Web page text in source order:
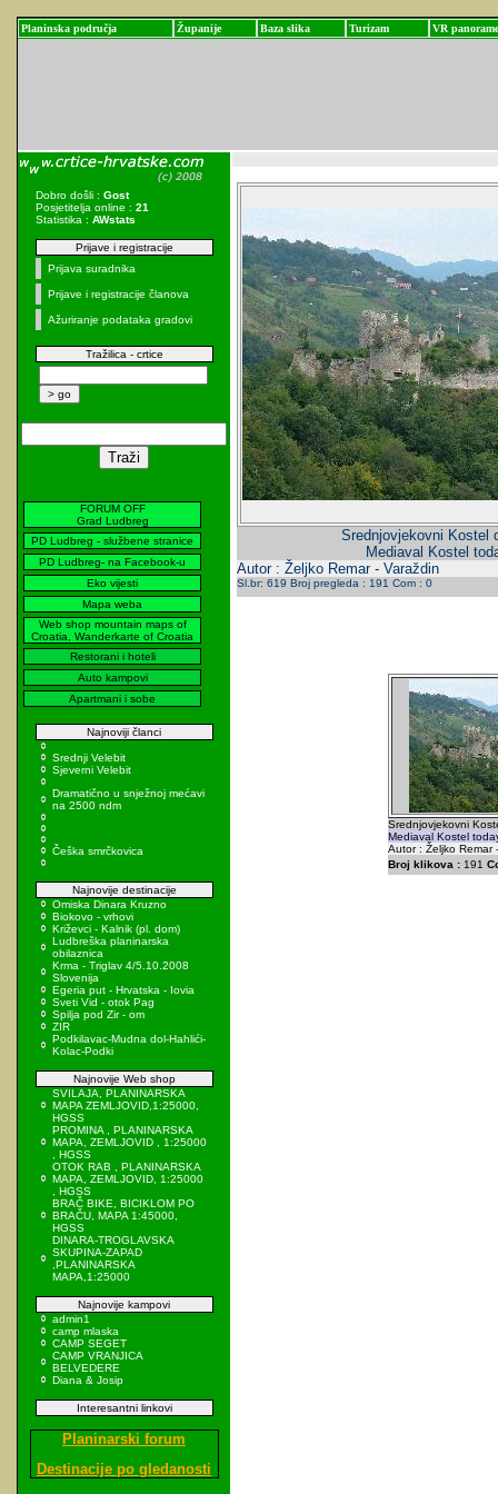
Planinska područja Županije Baza slika Turizam VR panorame
Dobro došli : Gost
Posjetitelja online : 21
Statistika : AWstats
Prijave i registracije
Prijava suradnika
Prijave i registracije članova
Ažuriranje podataka gradovi
Tražilica - crtice
FORUM OFF
Grad Ludbreg
PD Ludbreg - službene stranice
PD Ludbreg- na Facebook-u
Eko vijesti
Mapa weba
Web shop mountain maps of
Croatia, Wanderkarte of Croatia
Restorani i hoteli
Auto kampovi
Apartmani i sobe
Najnoviji članci
Srednji Velebit
Sjeverni Velebit
Dramatično u snježnoj mećavi
na 2500 ndm
Češka smrčkovica
Najnovije destinacije
Omiska Dinara Kruzno
Biokovo - vrhovi
Križevci - Kalnik (pl. dom)
Ludbreška planinarska
obilaznica
Krma - Triglav 4/5.10.2008
Slovenija
Egeria put - Hrvatska - Iovia
Sveti Vid - otok Pag
Spilja pod Zir - om
ZIR
Podkilavac-Mudna dol-Hahlići-
Kolac-Podki
Najnovije Web shop
SVILAJA, PLANINARSKA
MAPA ZEMLJOVID,1:25000,
HGSS
PROMINA , PLANINARSKA
MAPA, ZEMLJOVID , 1:25000
, HGSS
OTOK RAB , PLANINARSKA
MAPA, ZEMLJOVID, 1:25000
, HGSS
BRAČ BIKE, BICIKLOM PO
BRAČU, MAPA 1:45000,
HGSS
DINARA-TROGLAVSKA
SKUPINA-ZAPAD
,PLANINARSKA
MAPA,1:25000
Najnovije kampovi
admin1
camp mlaska
CAMP SEGET
CAMP VRANJICA
BELVEDERE
Diana & Josip
Interesantni linkovi
Planinarski forum
Destinacije po gledanosti
Srednjovjekovni Kostel
Mediaval Kostel
Autor : Željko Remar - Varaždin
Sl.br: 619 Broj pregleda : 191 Com : 0
Srednjovjekovni
Mediaval Kostel
Autor : Željko Remar
Broj klikova :191